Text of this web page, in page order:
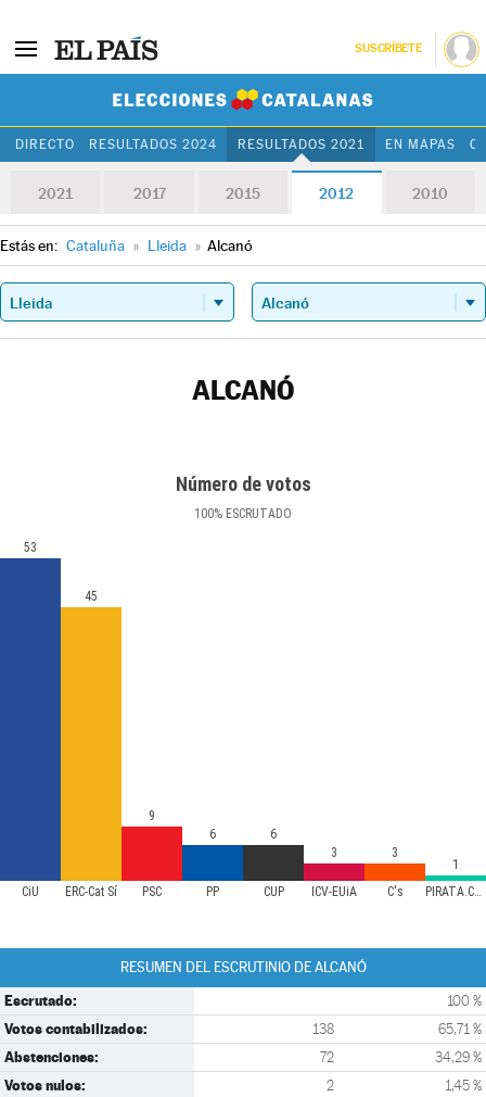
SUSCRÍBETE
DIRECTO RESULTADOS 2024 RESULTADOS 2021 EN MAPAS
2021 2017 2015 2012 2010
Estás en: Cataluña » Lleida » Alcanó
ALCANÓ
Número de votos
100% ESCRUTADO
CiU ERC-Cat Sí PSC PP CUP ICV-EUiA C's PIRATA.CAT
53
45
9
6
6
3
3
1
RESUMEN DEL ESCRUTINIO DE ALCANÓ
Escrutado: 100 %
Votos contabilizados: 138 65,71 %
Abstenciones: 72 34,29 %
Votos nulos: 2 1,45 %